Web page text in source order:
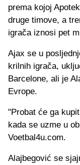
prema kojoj
druge timove, a
igrača iznosi pet
Ajax se u
krilnih igrača,
Barcelone, ali je
Evrope.
"Probat će ga
kada se uzme u
Voetbal4u.com.
Alajbegović se